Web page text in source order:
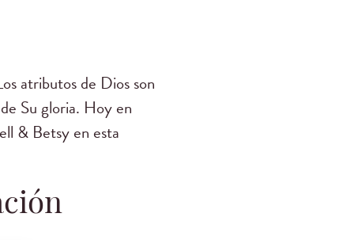
atributos de Dios son
Su gloria. Hoy en
& Betsy en esta